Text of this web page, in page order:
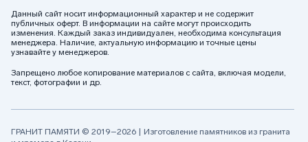
Данный сайт носит информационный характер и не содержит
публичных оферт. В информации на сайте могут происходить
изменения. Каждый заказ индивидуален, необходима консультация
менеджера. Наличие, актуальную информацию и точные цены
узнавайте у менеджеров.
Запрещено любое копирование материалов с сайта, включая модели,
текст, фотографии и др.
ГРАНИТ ПАМЯТИ © 2019–2026 | Изготовление памятников из гранита